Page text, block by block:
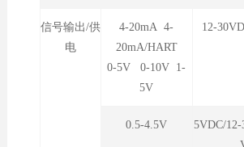
信号输出/供
电
4-20mA 4-
20mA/HART
0-5V 0-10V 1-
5V
12-
0.5-4.5V
5VDC/